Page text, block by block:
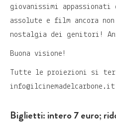
giovanissimi
assolute e film ancora
nostalgia dei genitori!
Buona visione!
Tutte le proiezioni si
info@ilcinemadelcarbone.it
Biglietti: intero 7 euro;